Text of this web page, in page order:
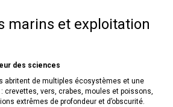
marins et exploitation
des sciences
abritent de multiples écosystèmes et une
crevettes, vers, crabes, moules et poissons,
extrêmes de profondeur et d’obscurité.